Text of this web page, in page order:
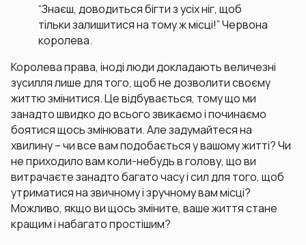
“Знаєш, доводиться бігти з усіх ніг, щоб
тільки залишитися на тому ж місці!” Червона
королева.
Королева права, іноді люди докладають величезні
зусилля лише для того, щоб не дозволити своєму
життю змінитися. Це відбувається, тому що ми
занадто швидко до всього звикаємо і починаємо
боятися щось змінювати. Але задумайтеся на
хвилину – чи все вам подобається у вашому житті? Чи
не приходило вам коли-небудь в голову, що ви
витрачаєте занадто багато часу і сил для того, щоб
утриматися на звичному і зручному вам місці?
Можливо, якщо ви щось зміните, ваше життя стане
кращим і набагато простішим?